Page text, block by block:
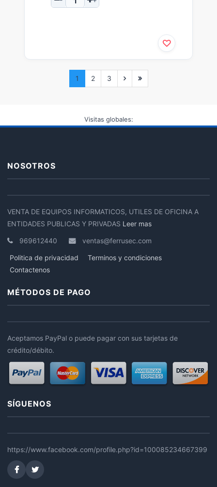
1 2 3
NOSOTROS
VENTA DE EQUIPOS INFORMATICOS, UTILES DE OFICINA A
ENTIDADES PUBLICAS Y PRIVADAS Leer mas
969612440 ventas@ferrusec.com
Politica de privacidad
Terminos y condiciones
Contactenos
MÉTODOS DE PAGO
Aceptamos PayPal o puede pagar con sus tarjetas de
crédito/débito.
SÍGUENOS
https://www.facebook.com/profile.php?id=100085234667399
Visitas globales: